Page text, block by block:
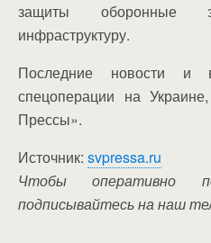
защиты оборонные
инфраструктуру.
Последние новости
спецоперации на
Прессы».
Источник: svpressa.ru
Чтобы оперативно
подписывайтесь на наш